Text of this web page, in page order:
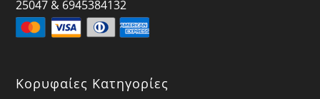
25047 & 6945384132
Κορυφαίες Κατηγορίες